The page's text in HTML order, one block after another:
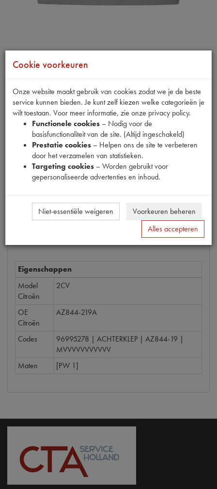
Productnummer
1740110
Prijs
€204,25 168 ,80
Bestel
Eigenschappen
Model
Citroën
2CV
OE
Citroën
AZ844-219A
Codes
96995278 | ACHTERKLEP | AZ844-19 |
MVVVVVVVVVVV
Maten
[PW 1]
Cookie voorkeuren
Onze website maakt gebruik van cookies zodat we je de beste
service kunnen bieden. Je kunt zelf kiezen welke categorieën je
wilt toestaan. Voor meer informatie, zie onze privacy policy.
Functionele cookies – Nodig voor de
basisfunctionaliteit van de site. (Altijd ingeschakeld)
Prestatie cookies – Helpen ons de site te verbeteren
door het verzamelen van statistieken.
Targeting cookies – Worden gebruikt voor
gepersonaliseerde advertenties en inhoud.
Niet-essentiële weigeren
Voorkeuren beheren
Alles accepteren